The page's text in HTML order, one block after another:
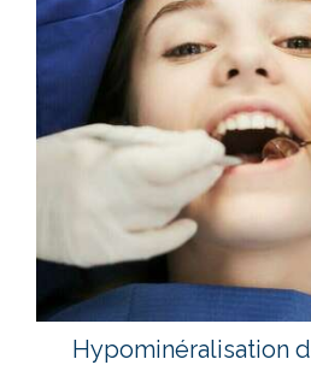
Hypominéralisation